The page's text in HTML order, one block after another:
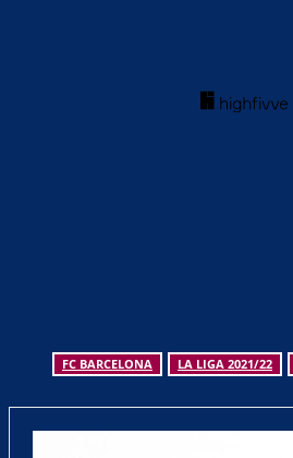
FC BARCELONA LA LIGA 2021/22